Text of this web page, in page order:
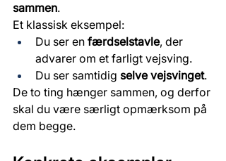
sammen.
Et klassisk eksempel:
Du ser en færdselstavle, der
advarer om et farligt vejsving.
Du ser samtidig selve vejsvinget.
De to ting hænger sammen, og derfor
skal du være særligt opmærksom på
dem begge.